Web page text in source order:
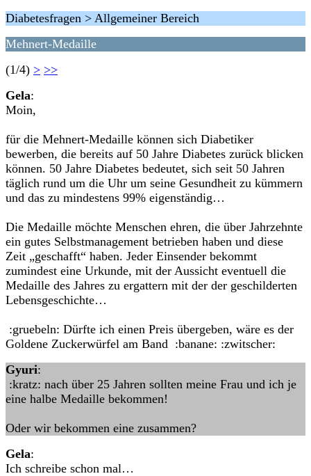
Diabetesfragen > Allgemeiner Bereich
Mehnert-Medaille
(1/4) > >>
Gela:
Moin,
für die Mehnert-Medaille können sich Diabetiker
bewerben, die bereits auf 50 Jahre Diabetes zurück blicken
können. 50 Jahre Diabetes bedeutet, sich seit 50 Jahren
täglich rund um die Uhr um seine Gesundheit zu kümmern
und das zu mindestens 99% eigenständig…
Die Medaille möchte Menschen ehren, die über Jahrzehnte
ein gutes Selbstmanagement betrieben haben und diese
Zeit „geschafft“ haben. Jeder Einsender bekommt
zumindest eine Urkunde, mit der Aussicht eventuell die
Medaille des Jahres zu ergattern mit der der geschilderten
Lebensgeschichte…
:gruebeln: Dürfte ich einen Preis übergeben, wäre es der
Goldene Zuckerwürfel am Band :banane: :zwitscher:
Gyuri:
:kratz: nach über 25 Jahren sollten meine Frau und ich je
eine halbe Medaille bekommen!
Oder wir bekommen eine zusammen?
Gela:
Ich schreibe schon mal…